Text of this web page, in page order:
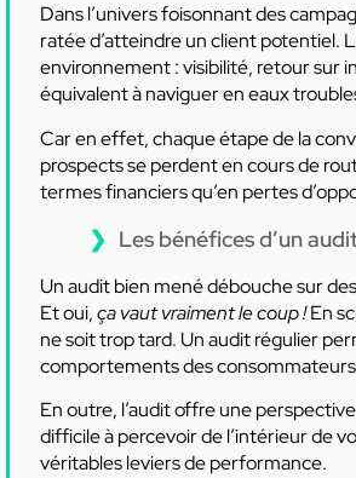
Dans l’univers foisonnant des
ratée d’atteindre un client potentiel.
environnement : visibilité, retour sur
équivalent à naviguer en eaux
Car en effet, chaque étape de la
prospects se perdent en cours de
termes financiers qu’en pertes
Les bénéfices d’un
Un audit bien mené débouche sur
Et oui,ça vaut vraiment le coup !En
ne soit trop tard. Un audit régulier
comportements des
En outre, l’audit offre une
difficile à percevoir de l’intérieur de
véritables leviers de performance.